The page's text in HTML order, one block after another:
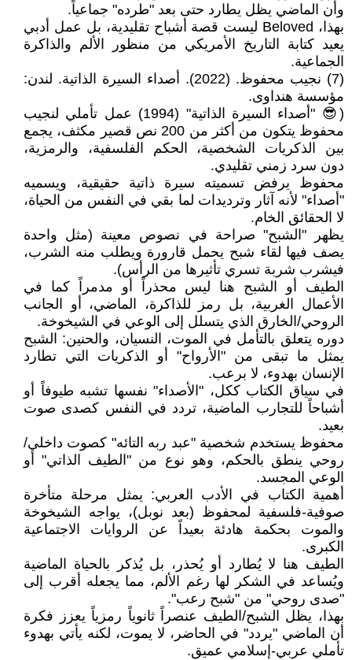
وأن الماضي يظل يطارد حتى بعد "طرده" جماعياً.
بهذا، Beloved ليست قصة أشباح تقليدية، بل عمل أدبي
يعيد كتابة التاريخ الأمريكي من منظور الألم والذاكرة
الجماعية.
(7) نجيب محفوظ. (2022). أصداء السيرة الذاتية. لندن:
مؤسسة هنداوى.
(😎 "أصداء السيرة الذاتية" (1994) عمل تأملي لنجيب
محفوظ يتكون من أكثر من 200 نص قصير مكثف، يجمع
بين الذكريات الشخصية، الحكم الفلسفية، والرمزية،
دون سرد زمني تقليدي.
محفوظ يرفض تسميته سيرة ذاتية حقيقية، ويسميه
"أصداء" لأنه آثار وترديدات لما بقي في النفس من الحياة،
لا الحقائق الخام.
يظهر "الشبح" صراحة في نصوص معينة (مثل واحدة
يصف فيها لقاء شبح يحمل قارورة ويطلب منه الشرب،
فيشرب شربة تسري تأثيرها من الرأس).
الطيف أو الشبح هنا ليس محذراً أو مدمراً كما في
الأعمال الغربية، بل رمز للذاكرة، الماضي، أو الجانب
الروحي/الخارق الذي يتسلل إلى الوعي في الشيخوخة.
دوره يتعلق بالتأمل في الموت، النسيان، والحنين: الشبح
يمثل ما تبقى من "الأرواح" أو الذكريات التي تطارد
الإنسان بهدوء، لا برعب.
في سياق الكتاب ككل، "الأصداء" نفسها تشبه طيوفاً أو
أشباحاً للتجارب الماضية، تردد في النفس كصدى صوت
بعيد.
محفوظ يستخدم شخصية "عبد ربه التائه" كصوت داخلي/
روحي ينطق بالحكم، وهو نوع من "الطيف الذاتي" أو
الوعي المجسد.
أهمية الكتاب في الأدب العربي: يمثل مرحلة متأخرة
صوفية-فلسفية لمحفوظ (بعد نوبل)، يواجه الشيخوخة
والموت بحكمة هادئة بعيداً عن الروايات الاجتماعية
الكبرى.
الطيف هنا لا يُطارد أو يُحذر، بل يُذكر بالحياة الماضية
ويُساعد في الشكر لها رغم الألم، مما يجعله أقرب إلى
"صدى روحي" من "شبح رعب".
بهذا، يظل الشبح/الطيف عنصراً ثانوياً رمزياً يعزز فكرة
أن الماضي "يردد" في الحاضر، لا يموت، لكنه يأتي بهدوء
تأملي عربي-إسلامي عميق.